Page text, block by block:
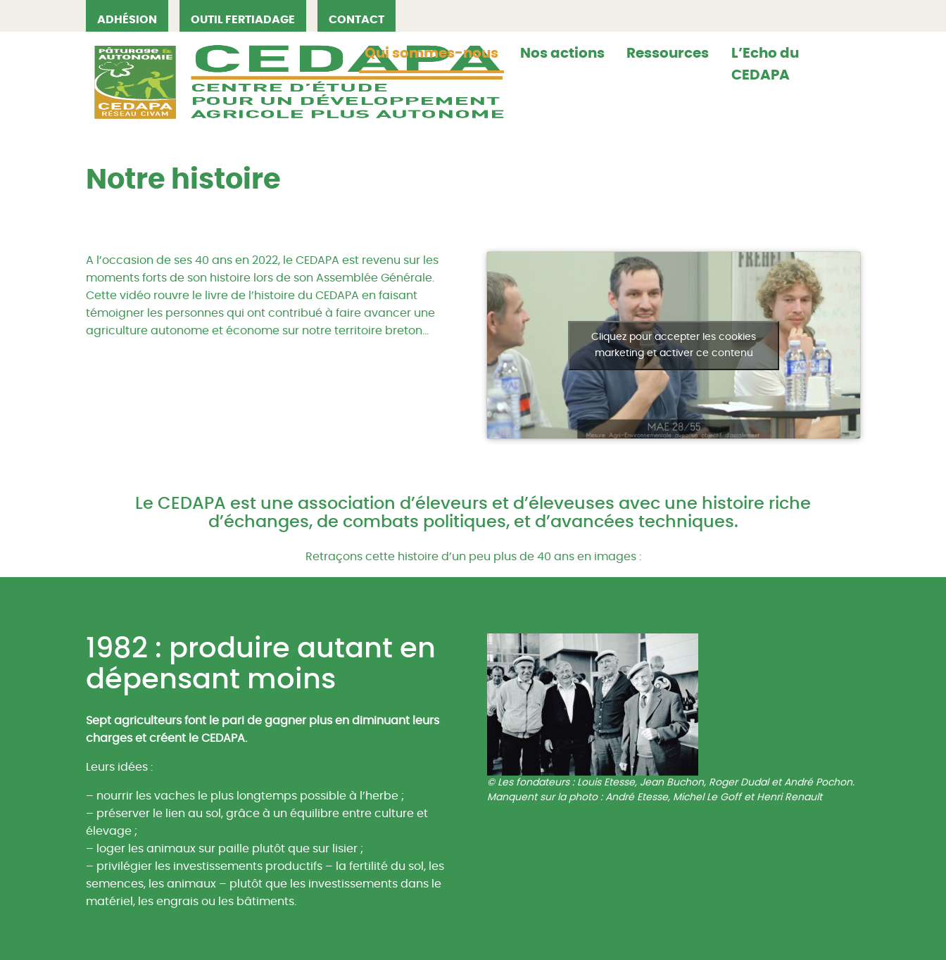
ADHÉSION OUTIL FERTIADAGE CONTACT
CEDAPA Qui sommes-nous Nos actions Ressources
L’Echo du
CEDAPA
Notre histoire
Cliquez pour accepter les cookies
marketing et activer ce contenu
A l’occasion de ses 40 ans en 2022, le CEDAPA est revenu sur les
moments forts de son histoire lors de son Assemblée Générale.
Cette vidéo rouvre le livre de l’histoire du CEDAPA en faisant
témoigner les personnes qui ont contribué à faire avancer une
agriculture autonome et économe sur notre territoire breton…
Le CEDAPA est une association d’éleveurs et d’éleveuses avec une histoire riche
d’échanges, de combats politiques, et d’avancées techniques.
Retraçons cette histoire d’un peu plus de 40 ans en images :
Les fondateurs : Louis Etesse, Jean Buchon, Roger Dudal et André Pochon.
Manquent sur la photo : André Etesse, Michel Le Goff et Henri Renault
1982 : produire autant en
dépensant moins
Sept agriculteurs font le pari de gagner plus en diminuant leurs
charges et créent le CEDAPA.
Leurs idées :
– nourrir les vaches le plus longtemps possible à l’herbe ;
– préserver le lien au sol, grâce à un équilibre entre culture et
élevage ;
– loger les animaux sur paille plutôt que sur lisier ;
– privilégier les investissements productifs – la fertilité du sol, les
semences, les animaux – plutôt que les investissements dans le
matériel, les engrais ou les bâtiments.